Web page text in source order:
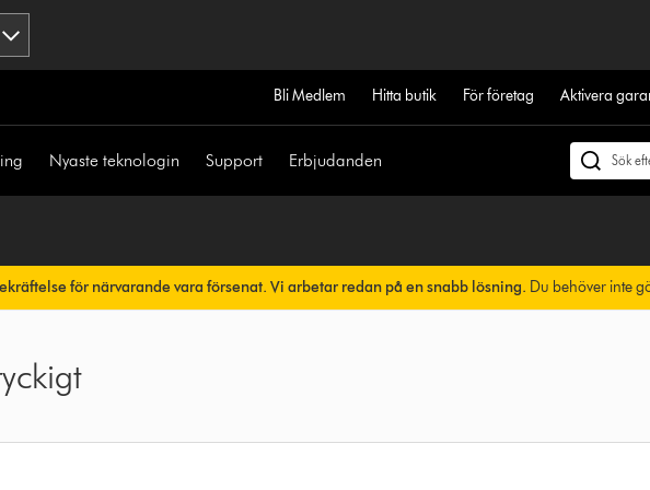
Bli Medlem Hitta butik För företag Aktivera
Nyaste teknologin Support Erbjudanden
Sök
för närvarande vara försenat. Vi arbetar redan på en snabb lösning. Du behöver inte